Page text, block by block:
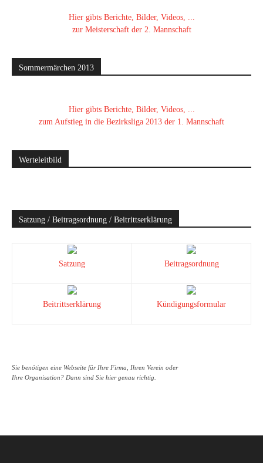
Hier gibts Berichte, Bilder, Videos, ...
zur Meisterschaft der 2. Mannschaft
Sommermärchen 2013
Hier gibts Berichte, Bilder, Videos, ...
zum Aufstieg in die Bezirksliga 2013 der 1. Mannschaft
Werteleitbild
Satzung / Beitragsordnung / Beitrittserklärung
Satzung Beitragsordnung
Beitrittserklärung Kündigungsformular
Sie benötigen eine Webseite für Ihre Firma, Ihren Verein oder
Ihre Organisation? Dann sind Sie hier genau richtig.